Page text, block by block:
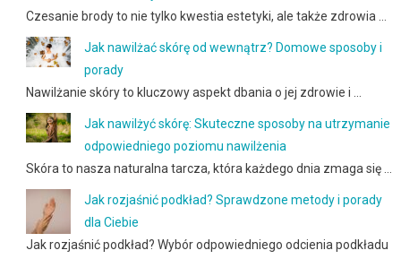
Czesanie brody to nie tylko kwestia estetyki, ale także zdrowia …
Jak nawilżać skórę od wewnątrz? Domowe sposoby i
porady
Nawilżanie skóry to kluczowy aspekt dbania o jej zdrowie i …
Jak nawilżyć skórę: Skuteczne sposoby na utrzymanie
odpowiedniego poziomu nawilżenia
Skóra to nasza naturalna tarcza, która każdego dnia zmaga się …
Jak rozjaśnić podkład? Sprawdzone metody i porady
dla Ciebie
Jak rozjaśnić podkład? Wybór odpowiedniego odcienia podkładu